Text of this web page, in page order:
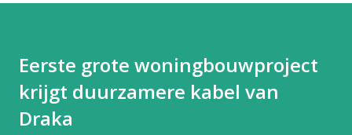
Eerste grote woningbouwproject
krijgt duurzamere kabel van
Draka